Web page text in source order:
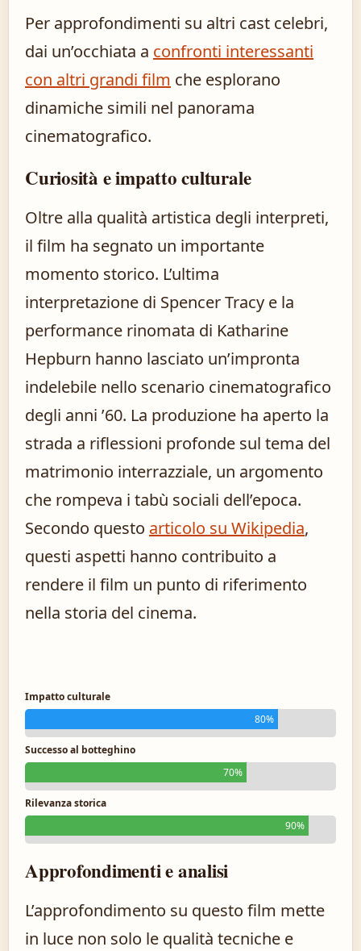
Per approfondimenti su altri cast celebri,
dai un’occhiata a confronti interessanti
con altri grandi film che esplorano
dinamiche simili nel panorama
cinematografico.
Curiosità e impatto culturale
Oltre alla qualità artistica degli interpreti,
il film ha segnato un importante
momento storico. L’ultima
interpretazione di Spencer Tracy e la
performance rinomata di Katharine
Hepburn hanno lasciato un’impronta
indelebile nello scenario cinematografico
degli anni ’60. La produzione ha aperto la
strada a riflessioni profonde sul tema del
matrimonio interrazziale, un argomento
che rompeva i tabù sociali dell’epoca.
Secondo questo articolo su Wikipedia,
questi aspetti hanno contribuito a
rendere il film un punto di riferimento
nella storia del cinema.
Impatto culturale
80%
Successo al botteghino
70%
Rilevanza storica
90%
Approfondimenti e analisi
L’approfondimento su questo film mette
in luce non solo le qualità tecniche e